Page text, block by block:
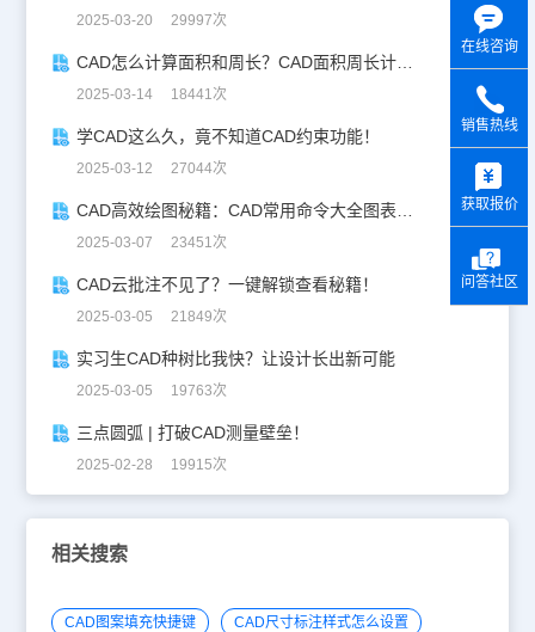
2025-03-20 29997次
CAD怎么计算面积和周长？CAD面积周长计算全攻略
2025-03-14 18441次
学CAD这么久，竟不知道CAD约束功能！
2025-03-12 27044次
2025-03-07 23451次
CAD云批注不见了？一键解锁查看秘籍！
2025-03-05 21849次
实习生CAD种树比我快？让设计长出新可能
2025-03-05 19763次
三点圆弧 | 打破CAD测量壁垒！
2025-02-28 19915次
相关搜索
CAD图案填充快捷键 CAD尺寸标注样式怎么设置
在线咨询
销售热线
获取报价
问答社区